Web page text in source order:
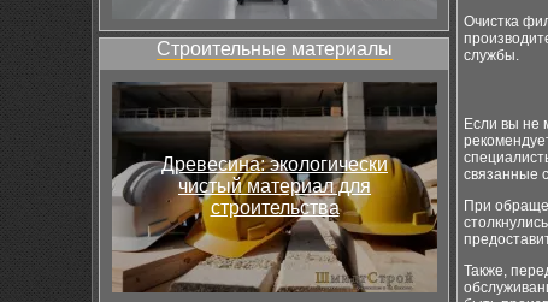
Строительные материалы
Древесина: экологически
чистый материал для
строительства
Очистка
службы.
Если вы не
связанные
При
Также,